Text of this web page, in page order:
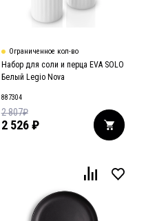
Ограниченное кол-во
Набор для соли и перца EVA SOLO
Белый Legio Nova
887304
2 526 ₽
2 807₽